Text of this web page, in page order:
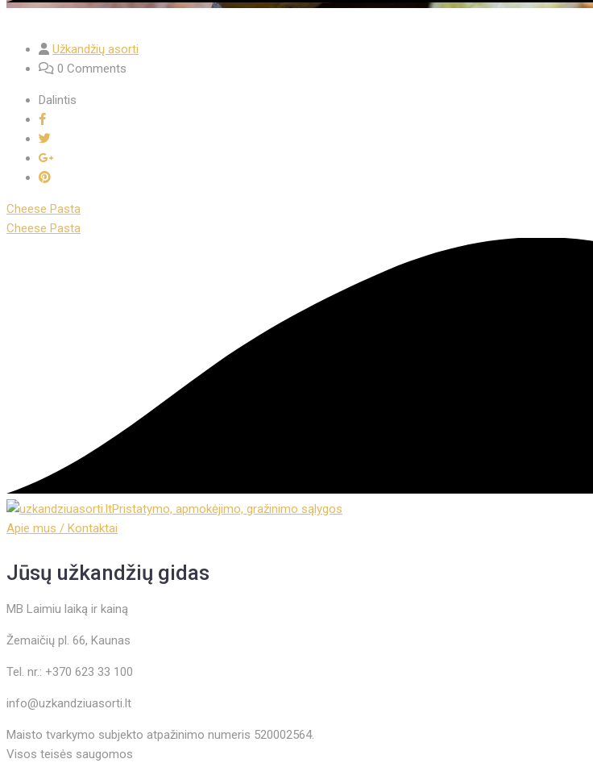
Užkandžių asorti
0 Comments
Dalintis
Cheese Pasta
Cheese Pasta
Pristatymo, apmokėjimo, gražinimo sąlygos
Apie mus / Kontaktai
Jūsų užkandžių gidas
MB Laimiu laiką ir kainą
Žemaičių pl. 66, Kaunas
Tel. nr.: +370 623 33 100
info@uzkandziuasorti.lt
Maisto tvarkymo subjekto atpažinimo numeris 520002564.
Visos teisės saugomos